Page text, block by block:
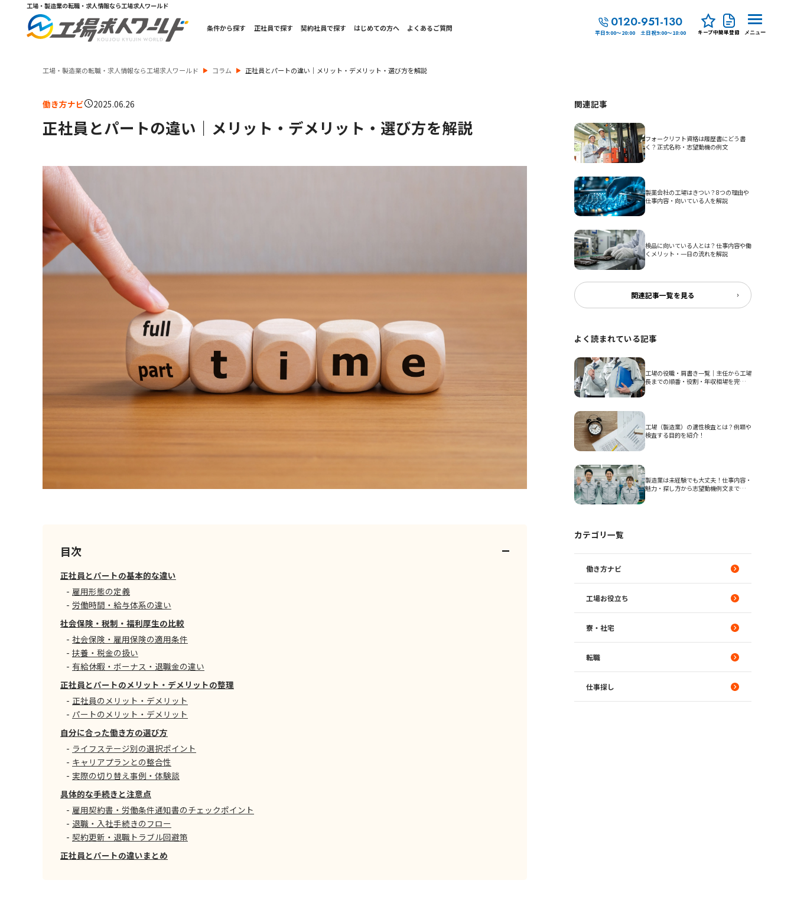
工場・製造業の転職・求人情報なら工場求人ワールド
条件から探す 正社員で探す 契約社員で探す はじめての方へ よくあるご質問 0120-951-130
平日9:00～20:00 土日祝9:00～18:00 キープ中簡単登録 メニュー
工場・製造業の転職・求人情報なら工場求人ワールド コラム 正社員とパートの違い｜メリット・デメリット・選び方を解説
働き方ナビ 2025.06.26
正社員とパートの違い｜メリット・デメリット・選び方を解説
目次
正社員とパートの基本的な違い
雇用形態の定義
労働時間・給与体系の違い
社会保険・税制・福利厚生の比較
社会保険・雇用保険の適用条件
扶養・税金の扱い
有給休暇・ボーナス・退職金の違い
正社員とパートのメリット・デメリットの整理
正社員のメリット・デメリット
パートのメリット・デメリット
自分に合った働き方の選び方
ライフステージ別の選択ポイント
キャリアプランとの整合性
実際の切り替え事例・体験談
具体的な手続きと注意点
雇用契約書・労働条件通知書のチェックポイント
退職・入社手続きのフロー
契約更新・退職トラブル回避策
正社員とパートの違いまとめ
関連記事
フォークリフト資格は履歴書にどう書
く？正式名称・志望動機の例文
製薬会社の工場はきつい？8つの理由や
仕事内容・向いている人を解説
検品に向いている人とは？仕事内容や働
くメリット・一日の流れを解説
関連記事一覧を見る
よく読まれている記事
工場の役職・肩書き一覧｜主任から工場
長までの順番・役割・年収相場を完全網
工場（製造業）の適性検査とは？例題や
検査する目的を紹介！
製造業は未経験でも大丈夫！仕事内容・
魅力・探し方から志望動機例文まで完全
カテゴリ一覧
働き方ナビ
工場お役立ち
寮・社宅
転職
仕事探し